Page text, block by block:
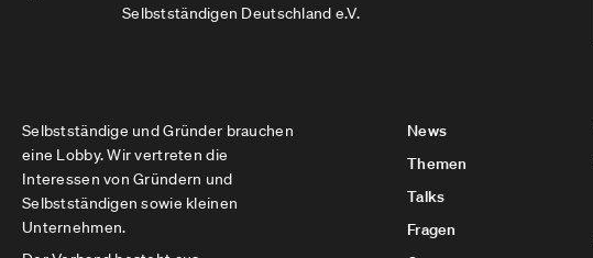
Selbstständigen Deutschland e.V.
Selbstständige und Gründer brauchen
eine Lobby. Wir vertreten die
Interessen von Gründern und
Selbstständigen sowie kleinen
Unternehmen.
News
Themen
Talks
Fragen